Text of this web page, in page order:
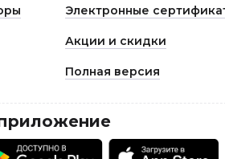
Электронные
Акции и скидки
Полная версия